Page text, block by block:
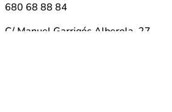
680 68 88 84
C/ Manuel Garrigós Alberola, 27 –